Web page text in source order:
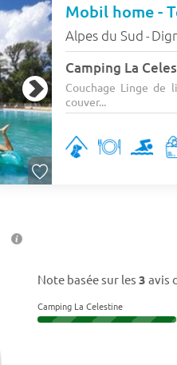
Mobil home -
Alpes du Sud -
Camping La
Couchage Linge de
couver...
Note basée sur les 3 avis
Camping La Celestine